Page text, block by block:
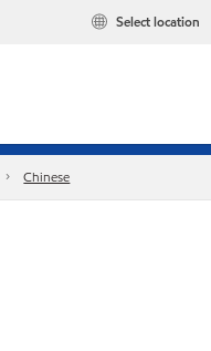
Select location
Chinese